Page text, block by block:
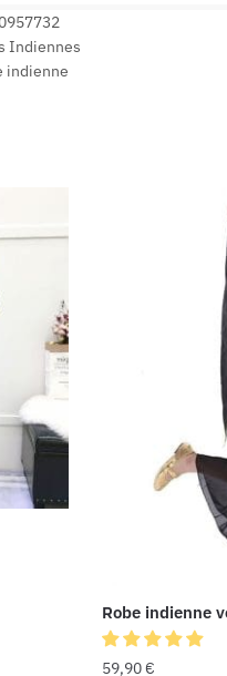
Indiennes
indienne
Robe indienne
59,90€